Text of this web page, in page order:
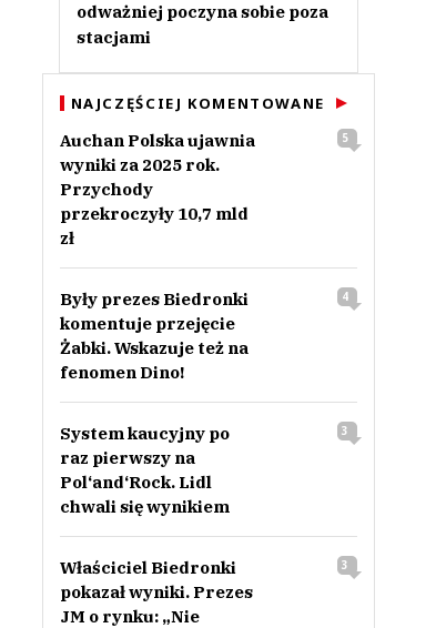
odważniej poczyna sobie poza
stacjami
NAJCZĘŚCIEJ KOMENTOWANE
Auchan Polska ujawnia
wyniki za 2025 rok.
Przychody
przekroczyły 10,7 mld
zł
5
Były prezes Biedronki
komentuje przejęcie
Żabki. Wskazuje też na
fenomen Dino!
4
System kaucyjny po
raz pierwszy na
Pol‘and‘Rock. Lidl
chwali się wynikiem
3
Właściciel Biedronki
pokazał wyniki. Prezes
JM o rynku: „Nie
3